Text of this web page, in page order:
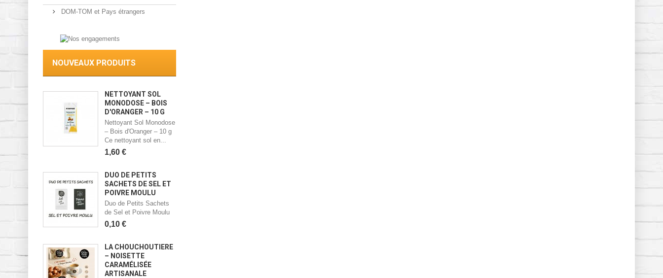
DOM-TOM et Pays étrangers
NOUVEAUX PRODUITS
NETTOYANT SOL
MONODOSE – BOIS
D'ORANGER – 10 G
Nettoyant Sol Monodose
– Bois d'Oranger – 10 g
Ce nettoyant sol en...
1,60 €
DUO DE PETITS
SACHETS DE SEL ET
POIVRE MOULU
Duo de Petits Sachets
de Sel et Poivre Moulu
0,10 €
LA CHOUCHOUTIÈRE
– NOISETTE
CARAMÉLISÉE
ARTISANALE